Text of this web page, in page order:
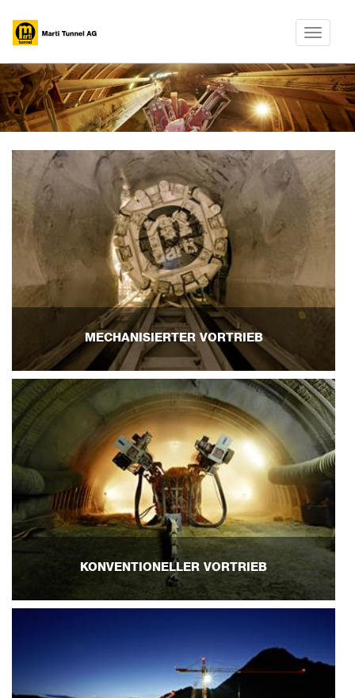
Toggle
MECHANISIERTER VORTRIEB
KONVENTIONELLER VORTRIEB